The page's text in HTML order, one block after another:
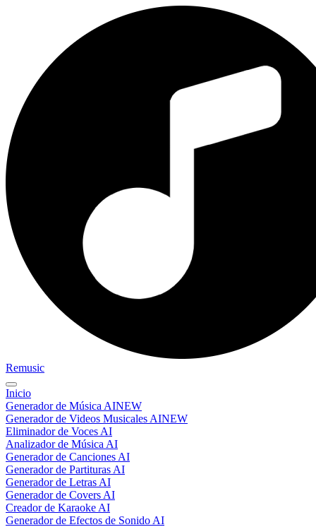
Remusic
Inicio
Generador de Música AINEW
Generador de Videos Musicales AINEW
Eliminador de Voces AI
Analizador de Música AI
Generador de Canciones AI
Generador de Partituras AI
Generador de Letras AI
Generador de Covers AI
Creador de Karaoke AI
Generador de Efectos de Sonido AI